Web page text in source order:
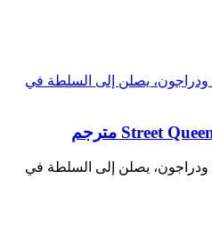
ودراجون، يصلن إلى السلطة في
ودراجون، يصلن إلى السلطة في